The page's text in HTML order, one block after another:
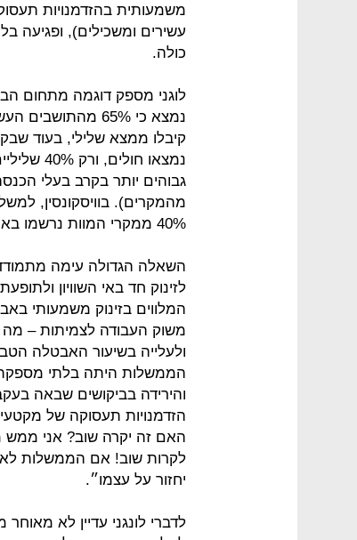
משמעותית בהזדמנויות
עשירים ומשכילים), ופגיעה
כולה.
לוגני מספק דוגמה מתחום
נמצא כי 65%
נמצאו
גבוהים יותר בקרב בעלי
40% ממקרי המוות נרשמו באוכלוסייה זו״.
השאלה הגדולה עימה
לזינוק חד באי השוויון
המלווים בזינוק משמעותי
משוק העבודה לצמיתות – מה
ולעלייה בשיעור האבטלה
הממשלות היתה בלתי מספקת
והירידה בביקושים שבאה
הזדמנויות תעסוקה של
האם זה יקרה שוב? אני ממש
לקרות שוב! אם הממשלות לא
יחזור על עצמו״.
לדברי לונגני עדיין לא